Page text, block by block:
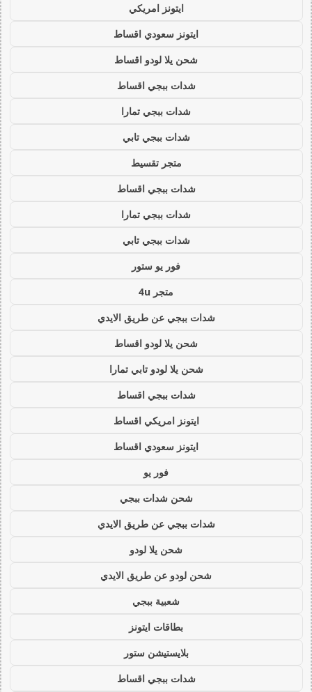
ايتونز امريكي
ايتونز سعودي اقساط
شحن يلا لودو اقساط
شدات ببجي اقساط
شدات ببجي تمارا
شدات ببجي تابي
متجر تقسيط
شدات ببجي اقساط
شدات ببجي تمارا
شدات ببجي تابي
فور يو ستور
متجر 4u
شدات ببجي عن طريق الايدي
شحن يلا لودو اقساط
شحن يلا لودو تابي تمارا
شدات ببجي اقساط
ايتونز امريكي اقساط
ايتونز سعودي اقساط
فور يو
شحن شدات ببجي
شدات ببجي عن طريق الايدي
شحن يلا لودو
شحن لودو عن طريق الايدي
شعبية ببجي
بطاقات ايتونز
بلايستيشن ستور
شدات ببجي اقساط